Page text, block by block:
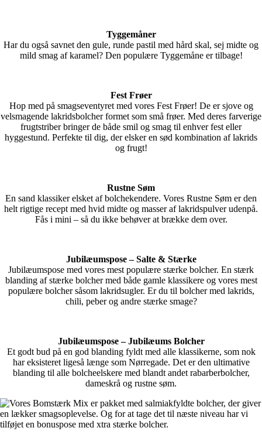
Tyggemåner
Har du også savnet den gule, runde pastil med hård skal, sej midte og
mild smag af karamel? Den populære Tyggemåne er tilbage!
Fest Frøer
Hop med på smagseventyret med vores Fest Frøer! De er sjove og
velsmagende lakridsbolcher formet som små frøer. Med deres farverige
frugtstriber bringer de både smil og smag til enhver fest eller
hyggestund. Perfekte til dig, der elsker en sød kombination af lakrids
og frugt!
Rustne Søm
En sand klassiker elsket af bolchekendere. Vores Rustne Søm er den
helt rigtige recept med hvid midte og masser af lakridspulver udenpå.
Fås i mini – så du ikke behøver at brække dem over.
Jubilæumspose – Salte & Stærke
Jubilæumspose med vores mest populære stærke bolcher. En stærk
blanding af stærke bolcher med både gamle klassikere og vores mest
populære bolcher såsom lakridsugler. Er du til bolcher med lakrids,
chili, peber og andre stærke smage?
Jubilæumspose – Jubilæums Bolcher
Et godt bud på en god blanding fyldt med alle klassikerne, som nok
har eksisteret ligeså længe som Nørregade. Det er den ultimative
blanding til alle bolcheelskere med blandt andet rabarberbolcher,
dameskrå og rustne søm.